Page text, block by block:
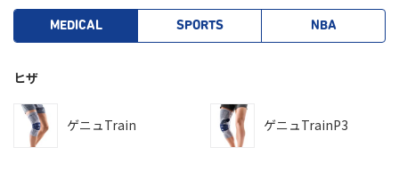
MEDICAL SPORTS NBA
ヒザ
ゲニュTrain ゲニュTrainP3